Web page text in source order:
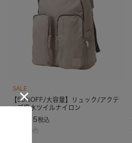
SALE
カラー4色
【50%OFF/大容量】リュック/アクテ
ィブ撥水ツイルナイロン
3,575税込